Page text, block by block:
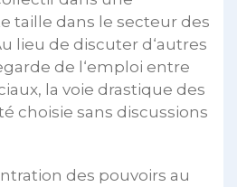
taille dans le secteur des
lieu de discuter d‘autres
de l‘emploi entre
la voie drastique des
choisie sans discussions
des pouvoirs au